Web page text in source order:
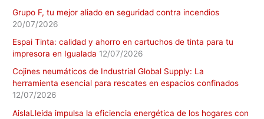
Grupo F, tu mejor aliado en seguridad contra incendios
20/07/2026
Espai Tinta: calidad y ahorro en cartuchos de tinta para tu
impresora en Igualada 12/07/2026
Cojines neumáticos de Industrial Global Supply: La
herramienta esencial para rescates en espacios confinados
12/07/2026
AislaLleida impulsa la eficiencia energética de los hogares con